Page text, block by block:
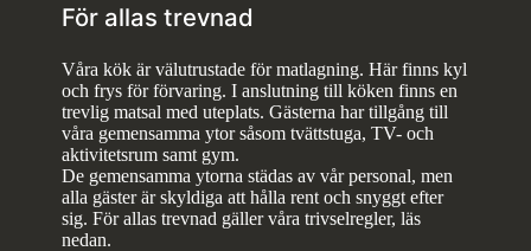
För allas trevnad
Våra kök är välutrustade för matlagning. Här finns kyl
och frys för förvaring. I anslutning till köken finns en
trevlig matsal med uteplats. Gästerna har tillgång till
våra gemensamma ytor såsom tvättstuga, TV- och
aktivitetsrum samt gym.
De gemensamma ytorna städas av vår personal, men
alla gäster är skyldiga att hålla rent och snyggt efter
sig. För allas trevnad gäller våra trivselregler, läs
nedan.